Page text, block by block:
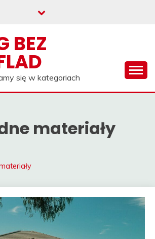
BEZ
się w kategoriach
materiały